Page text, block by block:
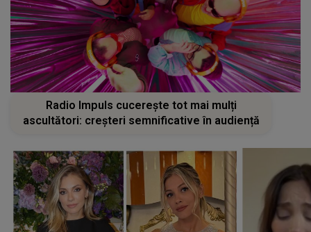
Radio Impuls cucerește tot mai mulți
ascultători: creșteri semnificative în audiență